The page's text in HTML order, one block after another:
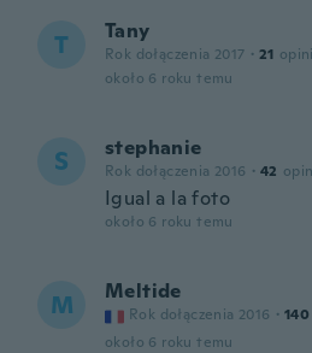
T Tany
Rok dołączenia 2017 · 21
około 6 roku temu
S stephanie
Rok dołączenia 2016 · 42
Igual a la foto
około 6 roku temu
M Meltide
Rok dołączenia 2016 · 140
około 6 roku temu